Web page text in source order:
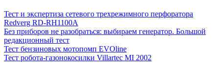
Тест и экспертиза сетевого трехрежимного перфоратора
Redverg RD-RH1100A
Без приборов не разобраться: выбираем генератор. Большой
редакционный тест
Тест бензиновых мотопомп EVOline
Тест робота-газонокосилки Villartec MI 2002